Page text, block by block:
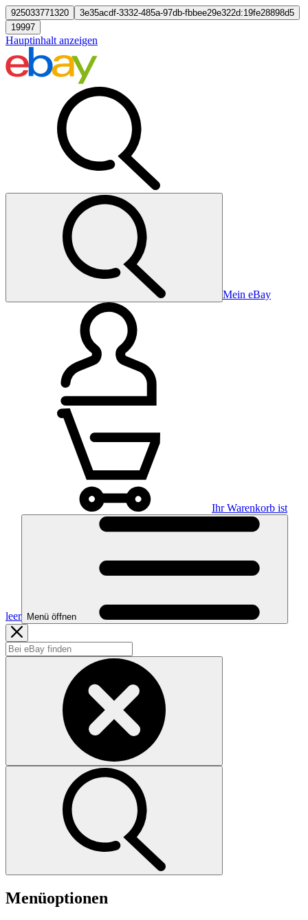
925033771320
3e35acdf-3332-485a-97db-fbbee29e322d:19fe28898d5
19997
Hauptinhalt anzeigen
Mein eBay
Ihr Warenkorb ist
leer Menü öffnen
Menüoptionen